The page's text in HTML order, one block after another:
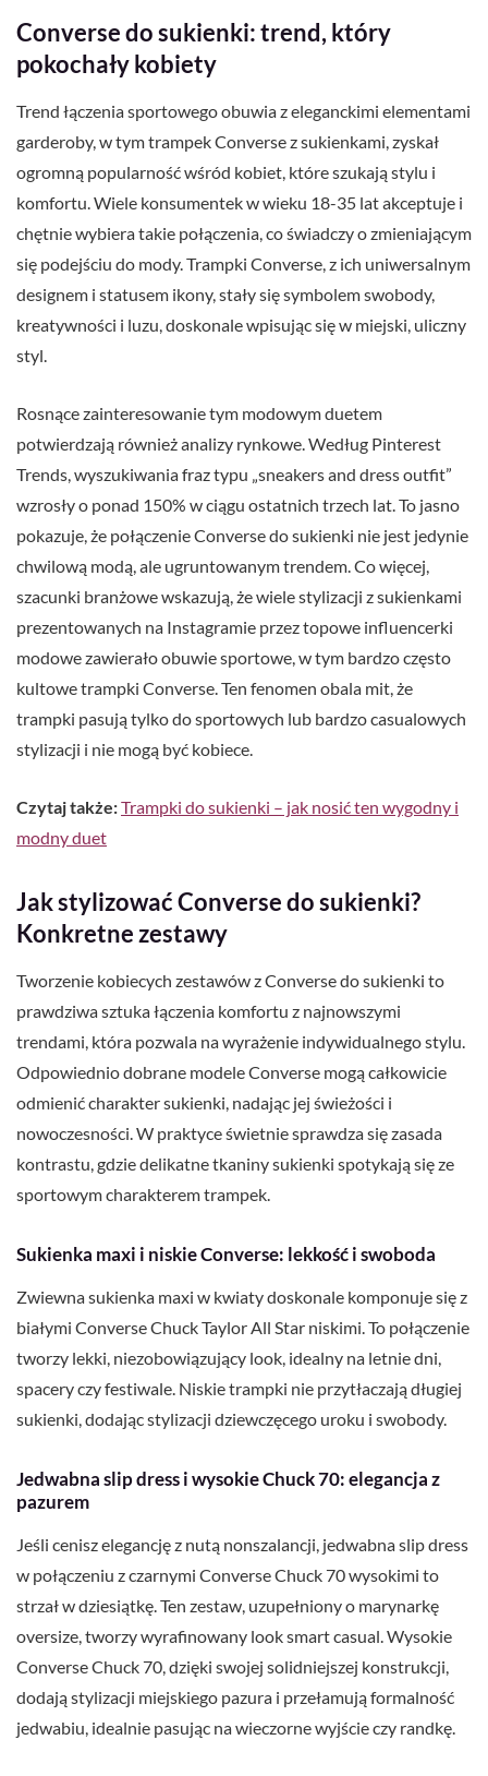
Converse do sukienki: trend, który
pokochały kobiety
Trend łączenia sportowego obuwia z eleganckimi elementami
garderoby, w tym trampek Converse z sukienkami, zyskał
ogromną popularność wśród kobiet, które szukają stylu i
komfortu. Wiele konsumentek w wieku 18-35 lat akceptuje i
chętnie wybiera takie połączenia, co świadczy o zmieniającym
się podejściu do mody. Trampki Converse, z ich uniwersalnym
designem i statusem ikony, stały się symbolem swobody,
kreatywności i luzu, doskonale wpisując się w miejski, uliczny
styl.
Rosnące zainteresowanie tym modowym duetem
potwierdzają również analizy rynkowe. Według Pinterest
Trends, wyszukiwania fraz typu „sneakers and dress outfit”
wzrosły o ponad 150% w ciągu ostatnich trzech lat. To jasno
pokazuje, że połączenie Converse do sukienki nie jest jedynie
chwilową modą, ale ugruntowanym trendem. Co więcej,
szacunki branżowe wskazują, że wiele stylizacji z sukienkami
prezentowanych na Instagramie przez topowe influencerki
modowe zawierało obuwie sportowe, w tym bardzo często
kultowe trampki Converse. Ten fenomen obala mit, że
trampki pasują tylko do sportowych lub bardzo casualowych
stylizacji i nie mogą być kobiece.
Czytaj także:Trampki do sukienki – jak nosić ten wygodny i
modny duet
Jak stylizować Converse do sukienki?
Konkretne zestawy
Tworzenie kobiecych zestawów z Converse do sukienki to
prawdziwa sztuka łączenia komfortu z najnowszymi
trendami, która pozwala na wyrażenie indywidualnego stylu.
Odpowiednio dobrane modele Converse mogą całkowicie
odmienić charakter sukienki, nadając jej świeżości i
nowoczesności. W praktyce świetnie sprawdza się zasada
kontrastu, gdzie delikatne tkaniny sukienki spotykają się ze
sportowym charakterem trampek.
Sukienka maxi i niskie Converse: lekkość i swoboda
Zwiewna sukienka maxi w kwiaty doskonale komponuje się z
białymi Converse Chuck Taylor All Star niskimi. To połączenie
tworzy lekki, niezobowiązujący look, idealny na letnie dni,
spacery czy festiwale. Niskie trampki nie przytłaczają długiej
sukienki, dodając stylizacji dziewczęcego uroku i swobody.
Jedwabna slip dress i wysokie Chuck 70: elegancja z
pazurem
Jeśli cenisz elegancję z nutą nonszalancji, jedwabna slip dress
w połączeniu z czarnymi Converse Chuck 70 wysokimi to
strzał w dziesiątkę. Ten zestaw, uzupełniony o marynarkę
oversize, tworzy wyrafinowany look smart casual. Wysokie
Converse Chuck 70, dzięki swojej solidniejszej konstrukcji,
dodają stylizacji miejskiego pazura i przełamują formalność
jedwabiu, idealnie pasując na wieczorne wyjście czy randkę.